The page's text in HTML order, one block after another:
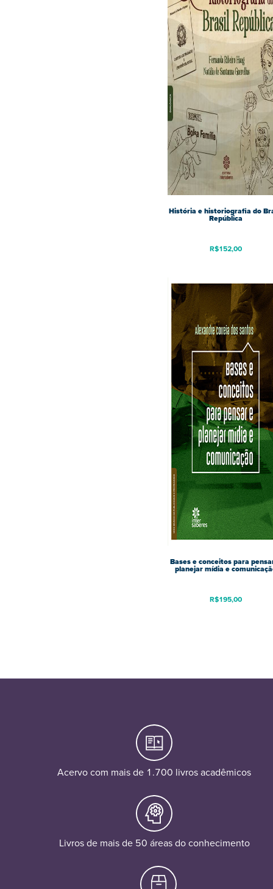
História e historiografia do
República
R$152,00
Bases e conceitos para
planejar mídia e
R$195,00
Acervo com mais de 1.700 livros acadêmicos
Livros de mais de 50 áreas do conhecimento